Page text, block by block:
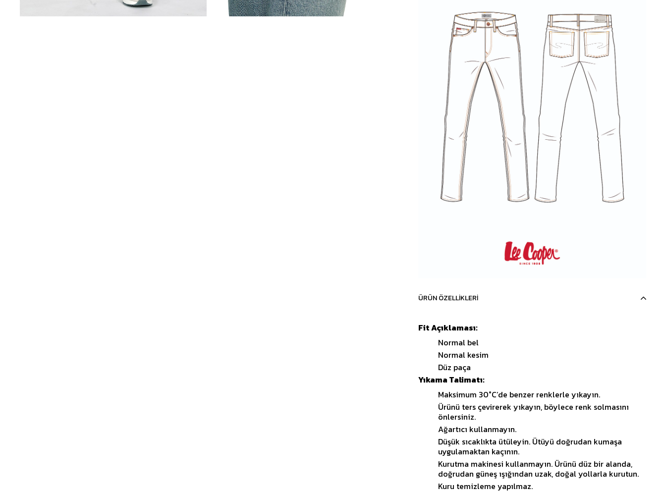
ÜRÜN ÖZELLIKLERI
Fit Açıklaması:
Normal bel
Normal kesim
Düz paça
Yıkama Talimatı:
Maksimum 30°C’de benzer renklerle yıkayın.
Ürünü ters çevirerek yıkayın, böylece renk solmasını
önlersiniz.
Ağartıcı kullanmayın.
Düşük sıcaklıkta ütüleyin. Ütüyü doğrudan kumaşa
uygulamaktan kaçının.
Kurutma makinesi kullanmayın. Ürünü düz bir alanda,
doğrudan güneş ışığından uzak, doğal yollarla kurutun.
Kuru temizleme yapılmaz.